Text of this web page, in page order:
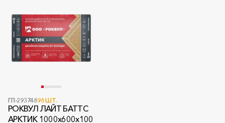
ГП-29374896 ШТ.
РОКВУЛ ЛАЙТ БАТТС
АРКТИК 1000х600х100